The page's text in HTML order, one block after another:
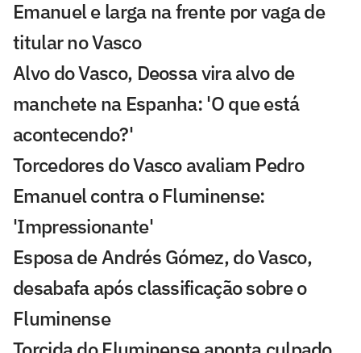
Emanuel e larga na frente por vaga de
titular no Vasco
Alvo do Vasco, Deossa vira alvo de
manchete na Espanha: 'O que está
acontecendo?'
Torcedores do Vasco avaliam Pedro
Emanuel contra o Fluminense:
'Impressionante'
Esposa de Andrés Gómez, do Vasco,
desabafa após classificação sobre o
Fluminense